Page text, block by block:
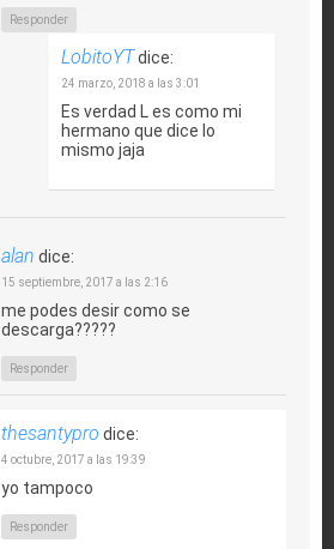
Responder
LobitoYTdice:
24 marzo, 2018 a las 3:01
Es verdad L es como mi
hermano que dice lo
mismo jaja
alan dice:
15 septiembre, 2017 a las 2:16
me podes desir como se
descarga?????
Responder
thesantypro dice:
4 octubre, 2017 a las 19:39
yo tampoco
Responder